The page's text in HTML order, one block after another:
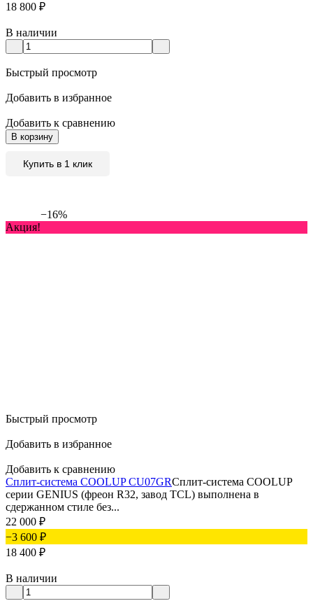
18 800 ₽
В наличии
Быстрый просмотр
Добавить в избранное
Добавить к сравнению
В корзину
Купить в 1 клик
−16%
Акция!
Быстрый просмотр
Добавить в избранное
Добавить к сравнению
Сплит-система COOLUP CU07GRСплит-система COOLUP
серии GENIUS (фреон R32, завод TCL) выполнена в
сдержанном стиле без...
22 000 ₽
−3 600 ₽
18 400 ₽
В наличии